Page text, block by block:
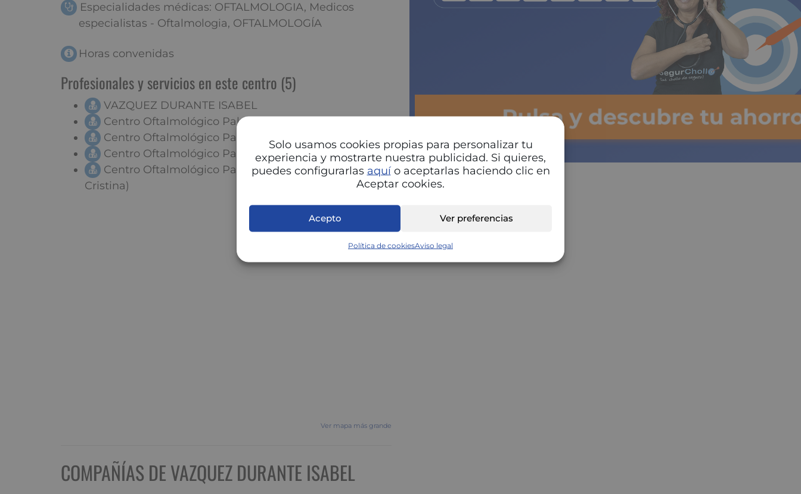
Solo usamos cookies propias para personalizar tu
experiencia y mostrarte nuestra publicidad. Si quieres,
puedes configurarlas aquío aceptarlas haciendo clic en
Aceptar cookies.
Acepto Ver preferencias
Política de cookiesAviso legal
Especialidades médicas: OFTALMOLOGIA, Medicos
especialistas - Oftalmologia, OFTALMOLOGÍA
Horas convenidas
Profesionales y servicios en este centro (5)
VAZQUEZ DURANTE ISABEL
Centro Oftalmológico Palomar
Centro Oftalmológico Palomar (Punti Badosa, Anna)
Centro Oftalmológico Palomar (Ubia Sáez, Sandra)
Centro Oftalmológico Palomar (Vendrell Gómez,
Cristina)
Ver mapa más grande
COMPAÑÍAS DE VAZQUEZ DURANTE ISABEL
Pulsa y descubre tu ahorro